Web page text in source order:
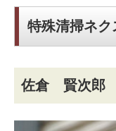
特殊清掃ネ
佐倉 賢次郎